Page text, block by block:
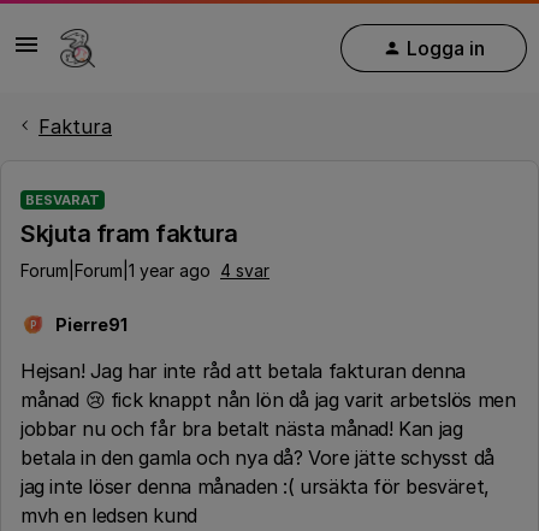
Logga in
Faktura
BESVARAT
Skjuta fram faktura
Forum|Forum|1 year ago 4 svar
P Pierre91
Hejsan! Jag har inte råd att betala fakturan denna
månad 😢 fick knappt nån lön då jag varit arbetslös men
jobbar nu och får bra betalt nästa månad! Kan jag
betala in den gamla och nya då? Vore jätte schysst då
jag inte löser denna månaden :( ursäkta för besväret,
mvh en ledsen kund